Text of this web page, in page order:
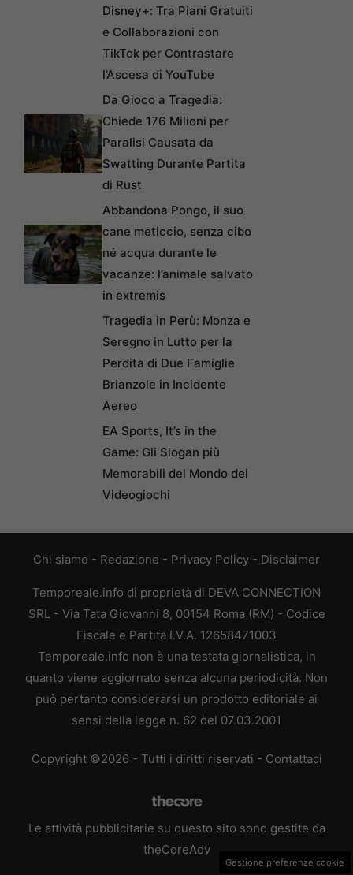
Disney+: Tra Piani Gratuiti
e Collaborazioni con
TikTok per Contrastare
l’Ascesa di YouTube
Da Gioco a Tragedia:
Chiede 176 Milioni per
Paralisi Causata da
Swatting Durante Partita
di Rust
Abbandona Pongo, il suo
cane meticcio, senza cibo
né acqua durante le
vacanze: l’animale salvato
in extremis
Tragedia in Perù: Monza e
Seregno in Lutto per la
Perdita di Due Famiglie
Brianzole in Incidente
Aereo
EA Sports, It’s in the
Game: Gli Slogan più
Memorabili del Mondo dei
Videogiochi
Chi siamo - Redazione - Privacy Policy - Disclaimer
Temporeale.info di proprietà di DEVA CONNECTION
SRL - Via Tata Giovanni 8, 00154 Roma (RM) - Codice
Fiscale e Partita I.V.A. 12658471003
Temporeale.info non è una testata giornalistica, in
quanto viene aggiornato senza alcuna periodicità. Non
può pertanto considerarsi un prodotto editoriale ai
sensi della legge n. 62 del 07.03.2001
Copyright ©2026 - Tutti i diritti riservati - Contattaci
Le attività pubblicitarie su questo sito sono gestite da
theCoreAdv
Gestione preferenze cookie